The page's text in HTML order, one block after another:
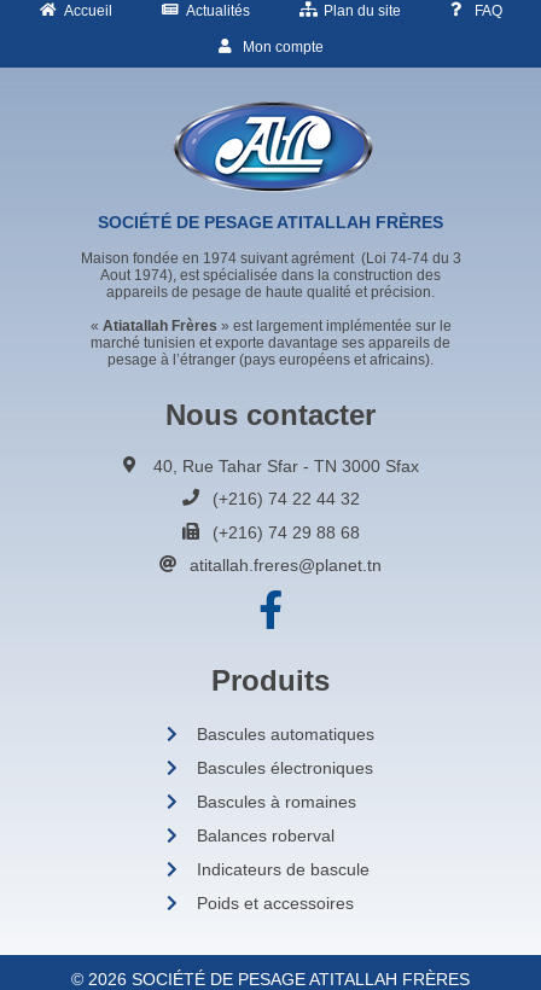
Accueil Actualités Plan du site FAQ
Mon compte
SOCIÉTÉ DE PESAGE ATITALLAH FRÈRES
Maison fondée en 1974 suivant agrément (Loi 74-74 du 3
Aout 1974), est spécialisée dans la construction des
appareils de pesage de haute qualité et précision.
« Atiatallah Frères » est largement implémentée sur le
marché tunisien et exporte davantage ses appareils de
pesage à l’étranger (pays européens et africains).
Nous contacter
40, Rue Tahar Sfar - TN 3000 Sfax
(+216) 74 22 44 32
(+216) 74 29 88 68
atitallah.freres@planet.tn
Produits
Bascules automatiques
Bascules électroniques
Bascules à romaines
Balances roberval
Indicateurs de bascule
Poids et accessoires
© 2026 SOCIÉTÉ DE PESAGE ATITALLAH FRÈRES